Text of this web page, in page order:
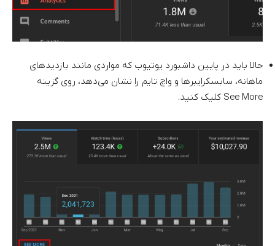
حالا باید در پایین داشبورد یوتیوب که مواردی مانند بازدیدهای
ماهانه، سابسکرایبرها و واچ تایم را نشان می‌دهد، روی گزینه
See More کلیک کنید.